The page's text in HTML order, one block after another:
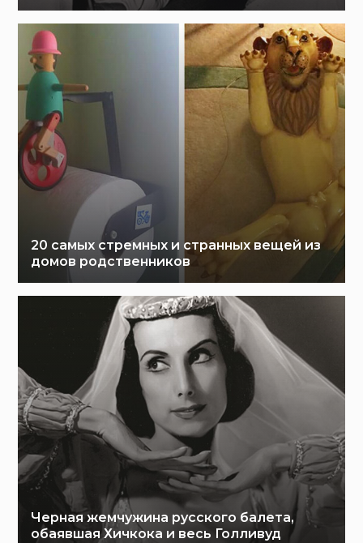
20 самых стремных и странных вещей из
домов родственников
Черная жемчужина русского балета,
обаявшая Хичкока и весь Голливуд